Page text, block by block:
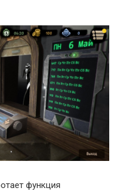
функция